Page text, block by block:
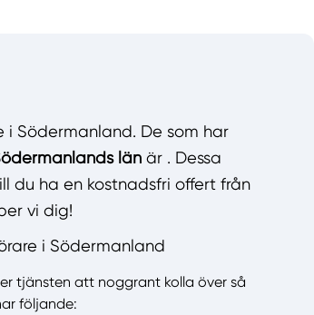
Södermanland. De som har
län är . Dessa
du ha en kostnadsfri offert från
vi dig!
i Södermanland
tjänsten att noggrant kolla över så
följande: